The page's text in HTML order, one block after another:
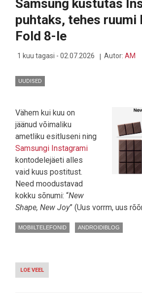
JA
EESTI
LETTIDELT
Samsung kustutas
puhtaks, tehes ruumi
Fold 8-le
1 kuu tagasi - 02.07.2026 Autor: AM
UUDISED
Vähem kui kuu on
jäänud võimaliku
ametliku esitluseni ning
Samsungi Instagrami
kontodelejäeti alles
vaid kuus postitust.
Need moodustavad
kokku sõnumi: “New
Shape, New Joy” (Uus vorrm, uus
MOBIILTELEFONID ANDROIDIBLOG
LOE VEEL
SAMSUNG